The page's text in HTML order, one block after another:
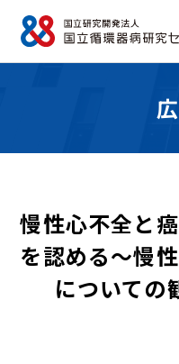
慢性心不全と
を認める～慢
についての